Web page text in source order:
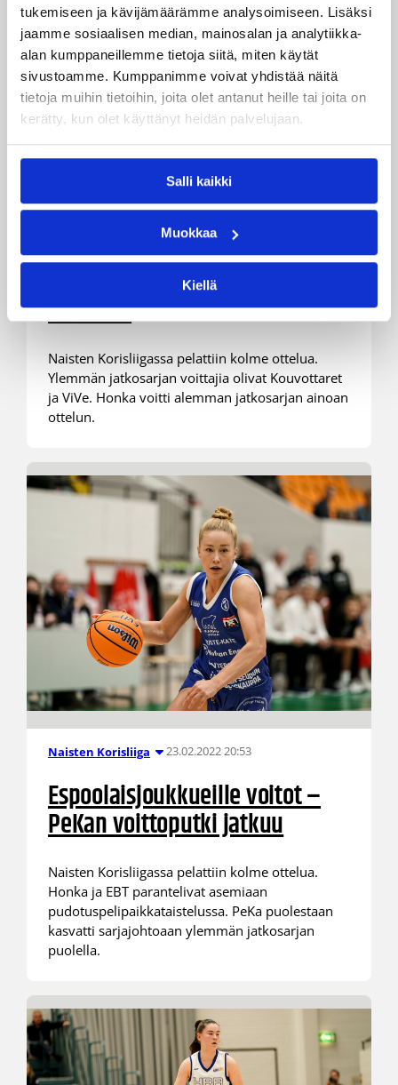
tukemiseen ja kävijämäärämme analysoimiseen. Lisäksi
jaamme sosiaalisen median, mainosalan ja analytiikka-
alan kumppaneillemme tietoja siitä, miten käytät
sivustoamme. Kumppanimme voivat yhdistää näitä
tietoja muihin tietoihin, joita olet antanut heille tai joita on
kerätty, kun olet käyttänyt heidän palvelujaan.
Salli kaikki
Muokkaa
Kiellä
16.03.2022 20:45
Ylemmässä jatkosarjassa
katkottiin putkia – Hongalle iso
voitto pudotuspelitaistelun
kannalta
Naisten Korisliigassa pelattiin kolme ottelua.
Ylemmän jatkosarjan voittajia olivat Kouvottaret
ja ViVe. Honka voitti alemman jatkosarjan ainoan
ottelun.
Naisten Korisliiga 23.02.2022 20:53
Espoolaisjoukkueille voitot –
PeKan voittoputki jatkuu
Naisten Korisliigassa pelattiin kolme ottelua.
Honka ja EBT parantelivat asemiaan
pudotuspelipaikkataistelussa. PeKa puolestaan
kasvatti sarjajohtoaan ylemmän jatkosarjan
puolella.